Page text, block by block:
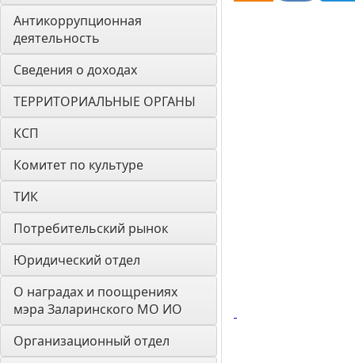
Антикоррупционная
деятельность
Сведения о доходах
ТЕРРИТОРИАЛЬНЫЕ ОРГАНЫ
КСП
Комитет по культуре
ТИК
Потребительский рынок
Юридический отдел
О наградах и поощрениях
мэра Заларинского МО ИО
Организационный отдел